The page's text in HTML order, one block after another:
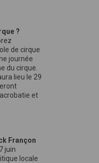
?
de cirque
journée
du cirque.
lieu le 29
et
Françon
juin
locale